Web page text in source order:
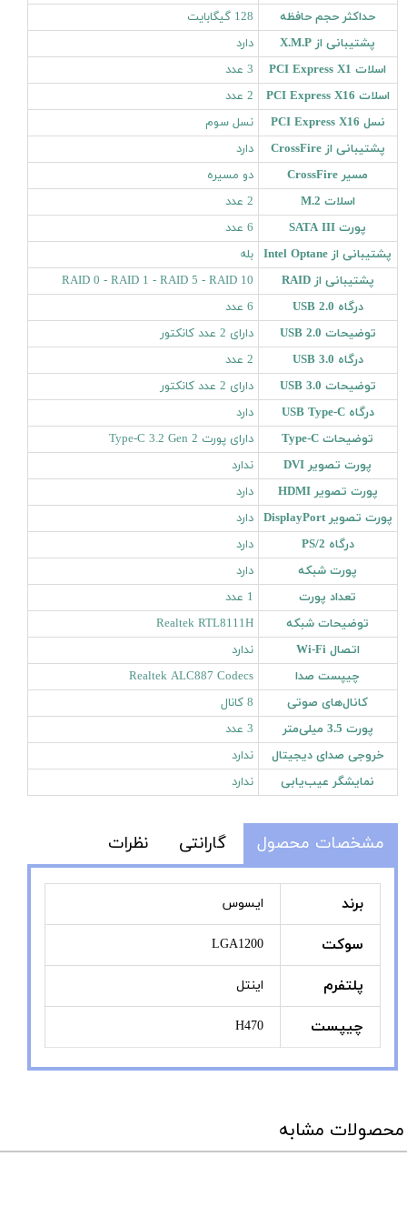
حداکثر حجم حافظه
128 گیگابایت
پشتیبانی از X.M.P
دارد
اسلات PCI Express X1
3 عدد
اسلات PCI Express X16
2 عدد
نسل PCI Express X16
نسل سوم
پشتیبانی از CrossFire
دارد
مسیر CrossFire
دو مسیره
اسلات M.2
2 عدد
پورت SATA III
6 عدد
پشتیبانی از Intel Optane
بله
پشتیبانی از RAID
RAID 0 - RAID 1 - RAID 5 - RAID 10
درگاه USB 2.0
6 عدد
توضیحات USB 2.0
دارای 2 عدد کانکتور
درگاه USB 3.0
2 عدد
توضیحات USB 3.0
دارای 2 عدد کانکتور
درگاه USB Type-C
دارد
توضیحات Type-C
دارای پورت Type-C 3.2 Gen 2
پورت تصویر DVI
ندارد
پورت تصویر HDMI
دارد
پورت تصویر DisplayPort
دارد
درگاه PS/2
دارد
پورت شبکه
دارد
تعداد پورت
1 عدد
توضیحات شبکه
Realtek RTL8111H
اتصال Wi-Fi
ندارد
چیپست صدا
Realtek ALC887 Codecs
کانال‌های صوتی
8 کانال
پورت 3.5 میلی‌متر
3 عدد
خروجی صدای دیجیتال
ندارد
نمایشگر عیب‌یابی
ندارد
مشخصات محصول گارانتی نظرات
برند ایسوس
سوکت LGA1200
پلتفرم اینتل
چیپست H470
محصولات مشابه